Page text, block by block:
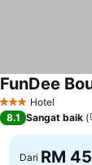
3 BintangHotel
FunDee
8.1 Sangat baik
Dari RM 45